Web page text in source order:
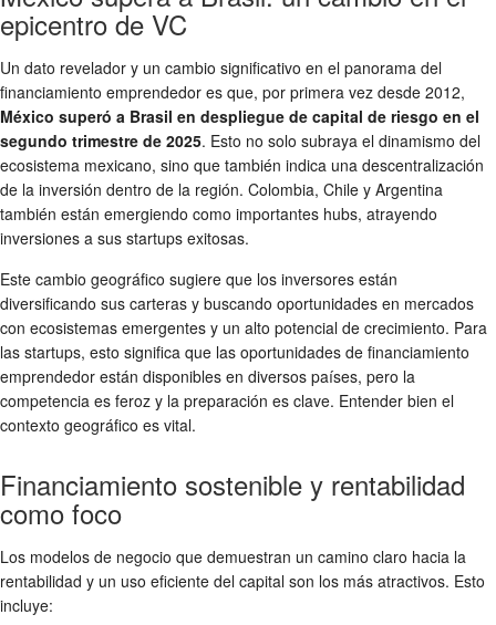
epicentro de VC
Un dato revelador y un cambio significativo en el panorama del
financiamiento emprendedor es que, por primera vez desde 2012,
México superó a Brasil en despliegue de capital de riesgo en el
segundo trimestre de 2025. Esto no solo subraya el dinamismo del
ecosistema mexicano, sino que también indica una descentralización
de la inversión dentro de la región. Colombia, Chile y Argentina
también están emergiendo como importantes hubs, atrayendo
inversiones a sus startups exitosas.
Este cambio geográfico sugiere que los inversores están
diversificando sus carteras y buscando oportunidades en mercados
con ecosistemas emergentes y un alto potencial de crecimiento. Para
las startups, esto significa que las oportunidades de financiamiento
emprendedor están disponibles en diversos países, pero la
competencia es feroz y la preparación es clave. Entender bien el
contexto geográfico es vital.
Financiamiento sostenible y rentabilidad
como foco
Los modelos de negocio que demuestran un camino claro hacia la
rentabilidad y un uso eficiente del capital son los más atractivos. Esto
incluye: